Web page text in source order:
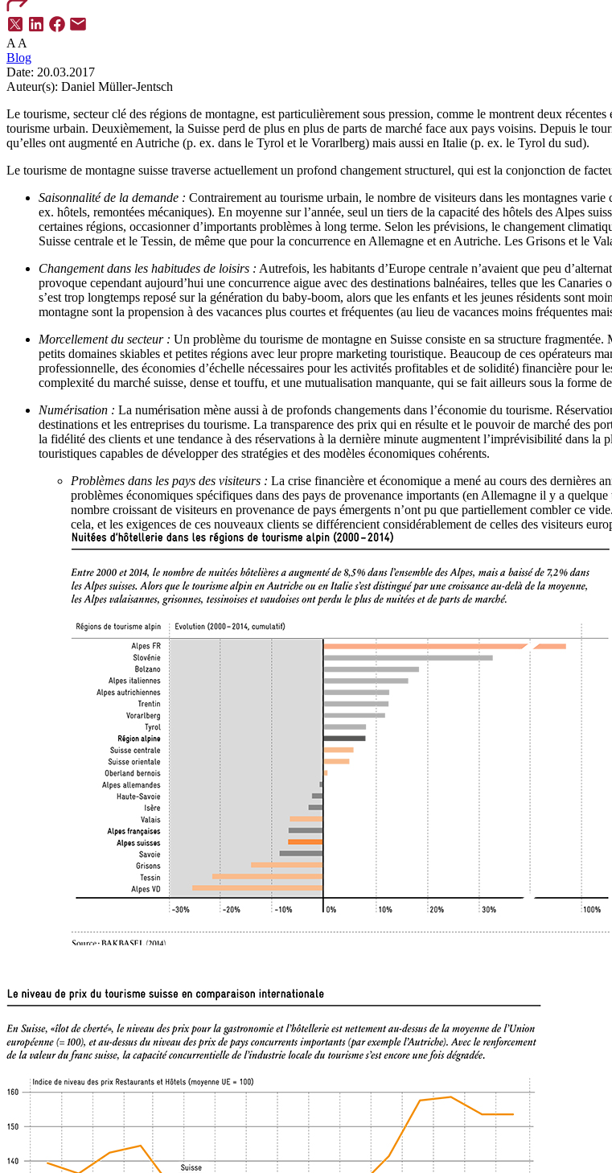
A A
Blog
Date: 20.03.2017
Auteur(s): Daniel Müller-Jentsch
Le tourisme, secteur clé des régions de montagne, est particulièrement sous pression, comme le montrent deux
tourisme urbain. Deuxièmement, la Suisse perd de plus en plus de parts de marché face aux pays voisins. Depuis le
qu’elles ont augmenté en Autriche (p. ex. dans le Tyrol et le Vorarlberg) mais aussi en Italie (p. ex. le Tyrol du sud).
Le tourisme de montagne suisse traverse actuellement un profond changement structurel, qui est la conjonction de
Saisonnalité de la demande : Contrairement au tourisme urbain, le nombre de visiteurs dans les montagnes
ex. hôtels, remontées mécaniques). En moyenne sur l’année, seul un tiers de la capacité des hôtels des Alpes
certaines régions, occasionner d’importants problèmes à long terme. Selon les prévisions, le changement
Suisse centrale et le Tessin, de même que pour la concurrence en Allemagne et en Autriche. Les Grisons et le
Changement dans les habitudes de loisirs : Autrefois, les habitants d’Europe centrale n’avaient que peu
provoque cependant aujourd’hui une concurrence aigue avec des destinations balnéaires, telles que les
s’est trop longtemps reposé sur la génération du baby-boom, alors que les enfants et les jeunes résidents sont
montagne sont la propension à des vacances plus courtes et fréquentes (au lieu de vacances moins fréquentes
Morcellement du secteur : Un problème du tourisme de montagne en Suisse consiste en sa structure
petits domaines skiables et petites régions avec leur propre marketing touristique. Beaucoup de ces opérateurs
professionnelle, des économies d’échelle nécessaires pour les activités profitables et de solidité) financière pour
complexité du marché suisse, dense et touffu, et une mutualisation manquante, qui se fait ailleurs sous la forme
Numérisation : La numérisation mène aussi à de profonds changements dans l’économie du tourisme.
destinations et les entreprises du tourisme. La transparence des prix qui en résulte et le pouvoir de marché des
la fidélité des clients et une tendance à des réservations à la dernière minute augmentent l’imprévisibilité dans
touristiques capables de développer des stratégies et des modèles économiques cohérents.
Problèmes dans les pays des visiteurs : La crise financière et économique a mené au cours des dernières
problèmes économiques spécifiques dans des pays de provenance importants (en Allemagne il y a
nombre croissant de visiteurs en provenance de pays émergents n’ont pu que partiellement combler ce
cela, et les exigences de ces nouveaux clients se différencient considérablement de celles des visiteurs